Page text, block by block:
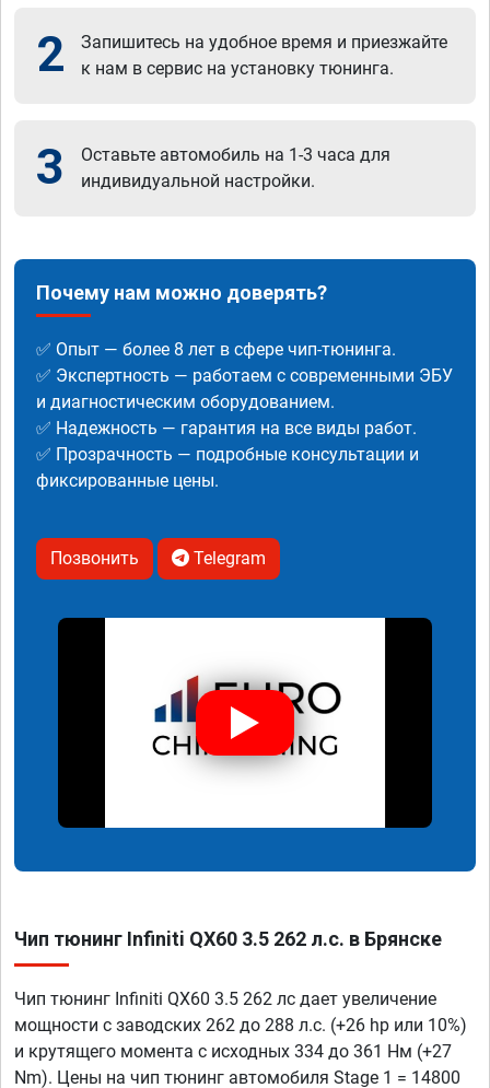
2
Запишитесь на удобное время и приезжайте
к нам в сервис на установку тюнинга.
3
Оставьте автомобиль на 1-3 часа для
индивидуальной настройки.
Почему нам можно доверять?
✅ Опыт — более 8 лет в сфере чип-тюнинга.
✅ Экспертность — работаем с современными ЭБУ
и диагностическим оборудованием.
✅ Надежность — гарантия на все виды работ.
✅ Прозрачность — подробные консультации и
фиксированные цены.
Позвонить Telegram
Чип тюнинг Infiniti QX60 3.5 262 л.с. в Брянске
Чип тюнинг Infiniti QX60 3.5 262 лс дает увеличение
мощности с заводских 262 до 288 л.с. (+26 hp или 10%)
и крутящего момента с исходных 334 до 361 Нм (+27
Nm). Цены на чип тюнинг автомобиля Stage 1 = 14800